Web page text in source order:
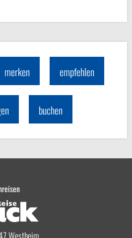
merken empfehlen
buchen
Westheim